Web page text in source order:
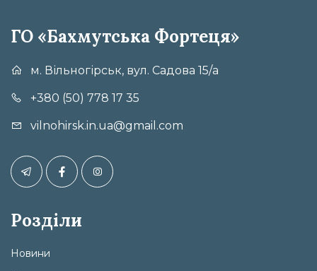
ГО «Бахмутська Фортеця»
м. Вільногірськ, вул. Садова 15/а
+380 (50) 778 17 35
vilnohirsk.in.ua@gmail.com
Розділи
Новини